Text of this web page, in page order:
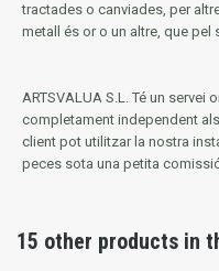
tractades o canviades, per
metall és or o un altre, que pel
ARTSVALUA S.L. Té un servei
completament independent
client pot utilitzar la nostra
peces sota una petita
15 other products in